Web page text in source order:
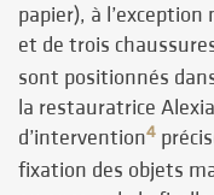
papier), à
et de trois
sont positionnés
la restauratrice
d’intervention4
fixation des objets